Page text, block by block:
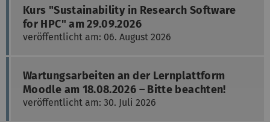
Kurs "Sustainability in Research Software
for HPC" am 29.09.2026
veröffentlicht am: 06. August 2026
Wartungsarbeiten an der Lernplattform
Moodle am 18.08.2026 – Bitte beachten!
veröffentlicht am: 30. Juli 2026